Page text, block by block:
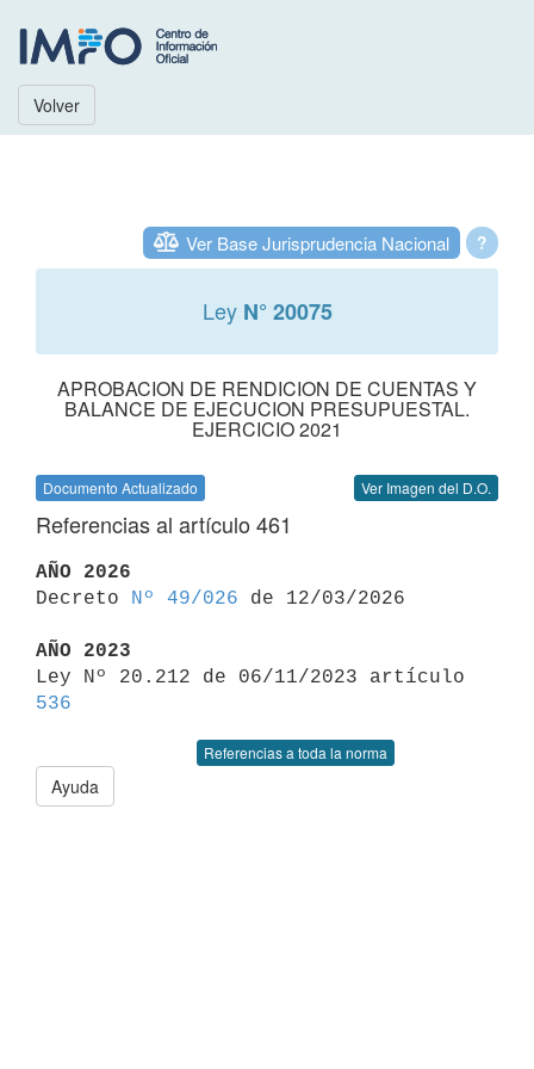
Volver
?
Ver Base Jurisprudencia Nacional
Ley N° 20075
APROBACION DE RENDICION DE CUENTAS Y
BALANCE DE EJECUCION PRESUPUESTAL.
EJERCICIO 2021
Documento Actualizado Ver Imagen del D.O.
Referencias al artículo 461
AÑO 2026
Decreto
Nº 49/026 de 12/03/2026
AÑO 2023
536
Referencias a toda la norma
Ayuda